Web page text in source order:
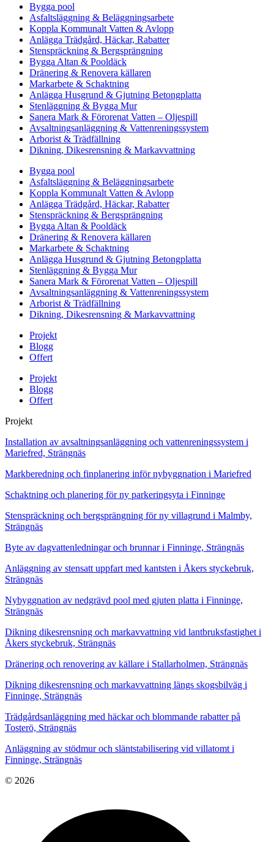
Bygga pool
Asfaltsläggning & Beläggningsarbete
Koppla Kommunalt Vatten & Avlopp
Anlägga Trädgård, Häckar, Rabatter
Stenspräckning & Bergsprängning
Bygga Altan & Pooldäck
Dränering & Renovera källaren
Markarbete & Schaktning
Anlägga Husgrund & Gjutning Betongplatta
Stenläggning & Bygga Mur
Sanera Mark & Förorenat Vatten – Oljespill
Avsaltningsanläggning & Vattenreningssystem
Arborist & Trädfällning
Dikning, Dikesrensning & Markavvattning
Bygga pool
Asfaltsläggning & Beläggningsarbete
Koppla Kommunalt Vatten & Avlopp
Anlägga Trädgård, Häckar, Rabatter
Stenspräckning & Bergsprängning
Bygga Altan & Pooldäck
Dränering & Renovera källaren
Markarbete & Schaktning
Anlägga Husgrund & Gjutning Betongplatta
Stenläggning & Bygga Mur
Sanera Mark & Förorenat Vatten – Oljespill
Avsaltningsanläggning & Vattenreningssystem
Arborist & Trädfällning
Dikning, Dikesrensning & Markavvattning
Projekt
Blogg
Offert
Projekt
Blogg
Offert
Projekt
Installation av avsaltningsanläggning och vattenreningssystem i
Mariefred, Strängnäs
Markberedning och finplanering inför nybyggnation i Mariefred
Schaktning och planering för ny parkeringsyta i Finninge
Stenspräckning och bergsprängning för ny villagrund i Malmby,
Strängnäs
Byte av dagvattenledningar och brunnar i Finninge, Strängnäs
Anläggning av stensatt uppfart med kantsten i Åkers styckebruk,
Strängnäs
Nybyggnation av nedgrävd pool med gjuten platta i Finninge,
Strängnäs
Dikning dikesrensning och markavvattning vid lantbruksfastighet i
Åkers styckebruk, Strängnäs
Dränering och renovering av källare i Stallarholmen, Strängnäs
Dikning dikesrensning och markavvattning längs skogsbilväg i
Finninge, Strängnäs
Trädgårdsanläggning med häckar och blommande rabatter på
Tosterö, Strängnäs
Anläggning av stödmur och släntstabilisering vid villatomt i
Finninge, Strängnäs
© 2026